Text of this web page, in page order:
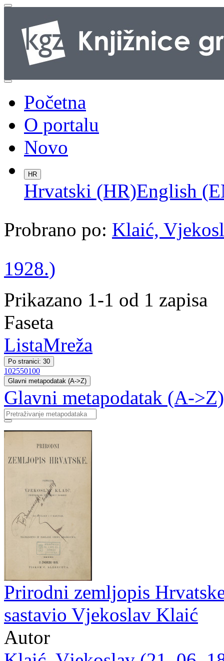
Početna
O portalu
Novo
HR
Hrvatski (HR)English
Probrano po: Klaić,
1928.)
Prikazano 1-1 od 1 zapisa
Faseta
ListaMreža
Po stranici: 30
102550100
Glavni metapodatak (A->Z)
Glavni metapodatak (A->Z)
Prirodni zemljopis
sastavio Vjekoslav Klaić
Autor